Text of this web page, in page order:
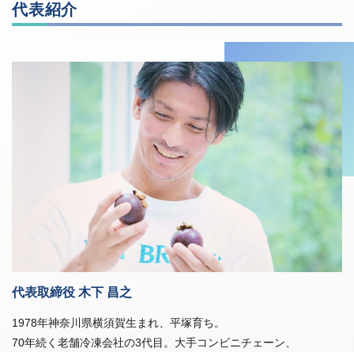
代表紹介
代表取締役 木下 昌之
1978年神奈川県横須賀生まれ、平塚育ち。
70年続く老舗冷凍会社の3代目。大手コンビニチェーン、